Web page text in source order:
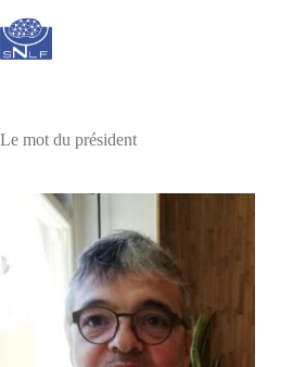
au
contenu
Le mot du président